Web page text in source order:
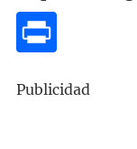
Publicidad